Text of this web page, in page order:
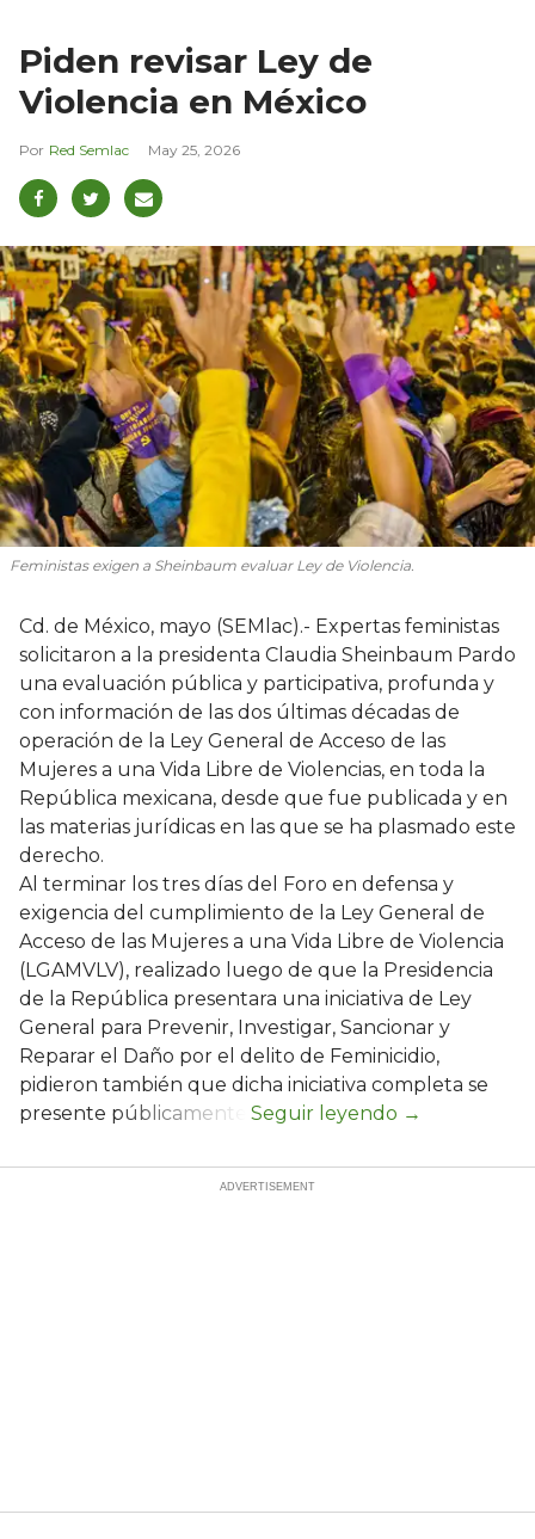
Piden revisar Ley de
Violencia en México
Red Semlac May 25, 2026
Feministas exigen a Sheinbaum evaluar Ley de Violencia.
Cd. de México, mayo (SEMlac).- Expertas feministas
solicitaron a la presidenta Claudia Sheinbaum Pardo
una evaluación pública y participativa, profunda y
con información de las dos últimas décadas de
operación de la Ley General de Acceso de las
Mujeres a una Vida Libre de Violencias, en toda la
República mexicana, desde que fue publicada y en
las materias jurídicas en las que se ha plasmado este
derecho.
Al terminar los tres días del Foro en defensa y
exigencia del cumplimiento de la Ley General de
Acceso de las Mujeres a una Vida Libre de Violencia
(LGAMVLV), realizado luego de que la Presidencia
de la República presentara una iniciativa de Ley
General para Prevenir, Investigar, Sancionar y
Reparar el Daño por el delito de Feminicidio,
pidieron también que dicha iniciativa completa se
presente públicamente.